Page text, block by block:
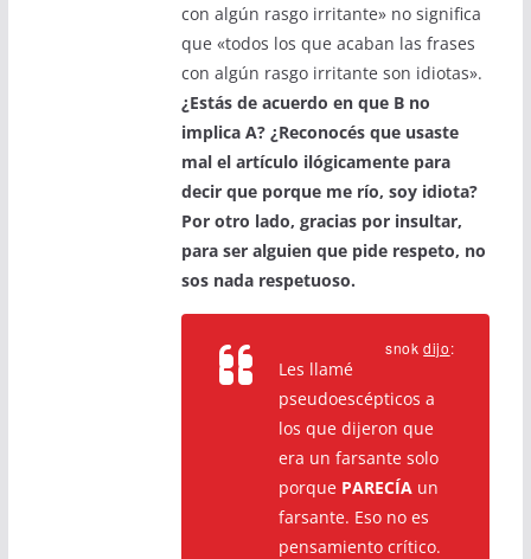
con algún rasgo irritante» no significa
que «todos los que acaban las frases
con algún rasgo irritante son idiotas».
¿Estás de acuerdo en que B no
implica A? ¿Reconocés que usaste
mal el artículo ilógicamente para
decir que porque me río, soy idiota?
Por otro lado, gracias por insultar,
para ser alguien que pide respeto, no
sos nada respetuoso.
snokdijo:
Les llamé
pseudoescépticos a
los que dijeron que
era un farsante solo
porque PARECÍAun
farsante. Eso no es
pensamiento crítico.